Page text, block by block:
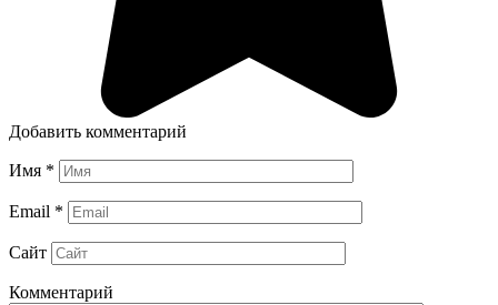
Добавить комментарий
Имя *
Email *
Сайт
Комментарий